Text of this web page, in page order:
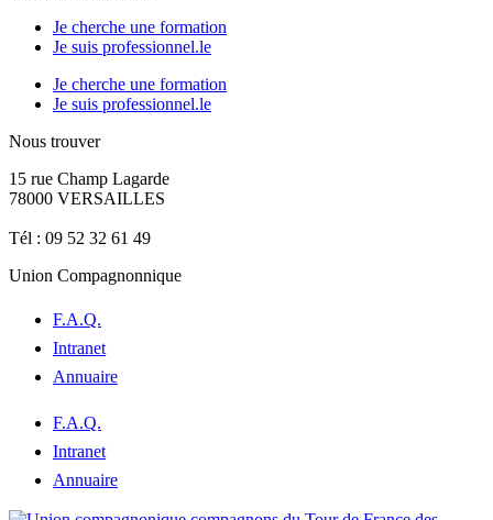
Je cherche une formation
Je suis professionnel.le
Je cherche une formation
Je suis professionnel.le
Nous trouver
15 rue Champ Lagarde
78000 VERSAILLES
Tél : 09 52 32 61 49
Union Compagnonnique
F.A.Q.
Intranet
Annuaire
F.A.Q.
Intranet
Annuaire